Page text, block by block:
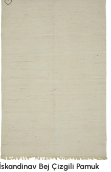
İskandinav Bej Çizgili Pamuk
Üzerine Yün El Dokuma
Halı-234×297